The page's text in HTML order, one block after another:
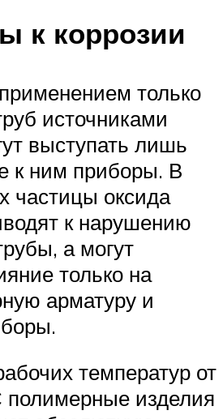
к коррозии
только
источниками
выступать лишь
к ним приборы. В
частицы оксида
к нарушению
а могут
только на
арматуру и
температур от
полимерные изделия